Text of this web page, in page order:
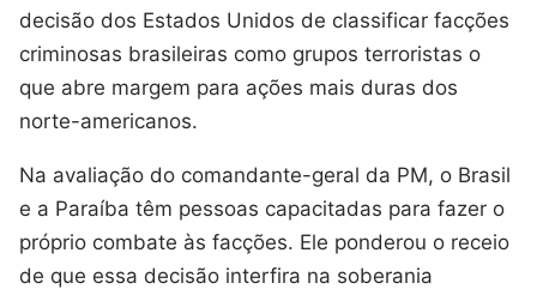
decisão dos Estados Unidos de classificar facções
criminosas brasileiras como grupos terroristas o
que abre margem para ações mais duras dos
norte-americanos.
Na avaliação do comandante-geral da PM, o Brasil
e a Paraíba têm pessoas capacitadas para fazer o
próprio combate às facções. Ele ponderou o receio
de que essa decisão interfira na soberania